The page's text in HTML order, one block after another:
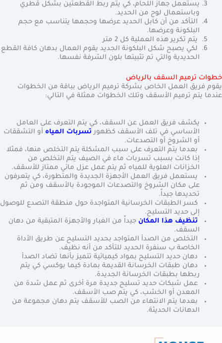
يستعمل جهاز اللحام، كي يتم ربط القطعتين بشكل قطري
وباستعمال لوح من الحديد.
التأكد من أن كابل الحديد عرضها وحجمها يتناسب مع حجم
البلكونة وعرضها.
يتم تكرير هذه العملية كل 2 متر
لكي يصبح شكل البلكونة الجديد يقوم العمال بدهان كافة القطع
الحديدية والتي تم تثبيتها بلون الشرفة نفسها.
خطوات ترميم السقف بالرياض
يقوم فريق العمل الخاص بشركة ترميم الرياض بباقة من الخطوات
عندما يتم ترميم الأسقف وتلك الخطوات ممثلة في التالي:
يكشف فريق العمل عن السقف، كي يتم التعرف على العامل
الأساسي في تلف الأسقف كظهورتسربات المياه أو التشققات
أو الشروخ أو التصدعات.
بعدما يتم التعرف على سبب المشكلة يتم التخلص منها، فمثلا
إذا كانت بسبب تسربات ماء في الصيف يتم التخلص من
الخزانات العلوية للمياه ثم يتم عمل عزل مائي ممتاز للأسقف.
يستعمل فريق العمل الأجهزة الجديدة والمتطورة، كي يتعرفون
على مكان الشروخ والتصدعات الموجودة بالأسقف ومن ثم
تحديدها جيداً.
كسر الطبقات الخرسانية المتواجدة حول منطقة التصدع للوصول
إلى حديد التسليح.
تنظيف هذا المكان جيداً من الغبار والأجهزة المتبقية من دهان
السقف.
التخلص من الصدأ المتواجد بحديد التسليح عن طريق الأداة
الخاصة ب سنفرة الحديد للتأكد من أنه نظيف.
دهان حديد التسليح بمواد كيميائية تتميز بأنها تضاد الصدأ
دهان طبقات الخرسانة القديمة بمادة كيما بوكسي كي يتم
ربطها بطبقات الخرسانة الجديدة.
عمل شبكات حديد تسليح جديدة مرة أخرى ثم عمل شدة من
المعدن أو الخشب، كي يتم صب الأسقف.
بعدما يتم الانتهاء من الصب للأسقف يتم دهان مجموعة من
الدهانات الحديثة.